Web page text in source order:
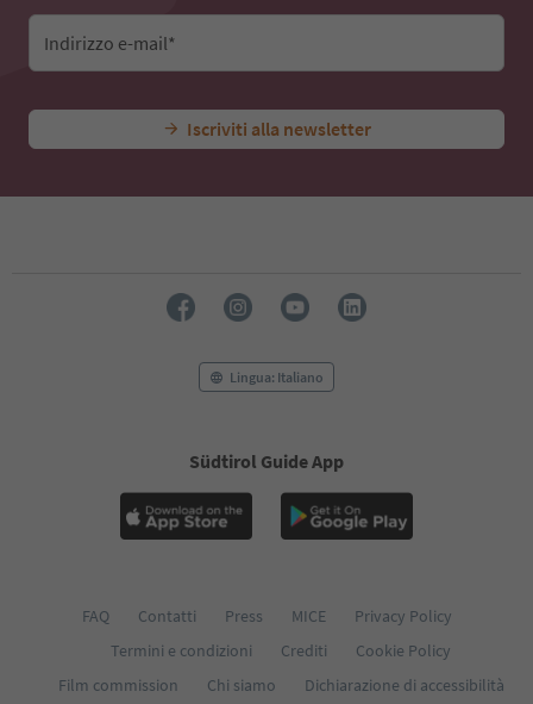
Indirizzo e-mail*
Iscriviti alla newsletter
Lingua: Italiano
Südtirol Guide App
FAQ Contatti Press MICE
Privacy Policy
Termini e condizioni
Crediti
Cookie Policy
Film commission
Chi siamo
Dichiarazione di accessibilità